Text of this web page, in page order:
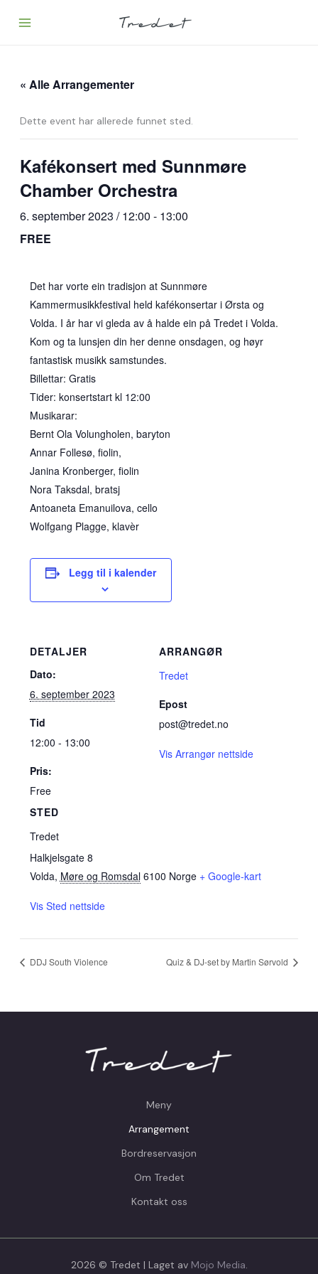
« Alle Arrangementer
Dette event har allerede funnet sted.
Kafékonsert med Sunnmøre
Chamber Orchestra
6. september 2023 / 12:00 - 13:00
FREE
Det har vorte ein tradisjon at Sunnmøre
Kammermusikkfestival held kafékonsertar i Ørsta og
Volda. I år har vi gleda av å halde ein på Tredet i Volda.
Kom og ta lunsjen din her denne onsdagen, og høyr
fantastisk musikk samstundes.
Billettar: Gratis
Tider: konsertstart kl 12:00
Musikarar:
Bernt Ola Volungholen, baryton
Annar Follesø, fiolin,
Janina Kronberger, fiolin
Nora Taksdal, bratsj
Antoaneta Emanuilova, cello
Wolfgang Plagge, klavèr
Legg til i kalender
DETALJER
Dato:
6. september 2023
Tid
12:00 - 13:00
Pris:
Free
STED
Tredet
Halkjelsgate 8
Volda, Møre og Romsdal 6100 Norge + Google-kart
Vis Sted nettside
ARRANGØR
Tredet
Epost
post@tredet.no
Vis Arrangør nettside
DDJ South Violence Quiz & DJ-set by Martin Sørvold
Meny
Arrangement
Bordreservasjon
Om Tredet
Kontakt oss
2026 © Tredet | Laget av Mojo Media.